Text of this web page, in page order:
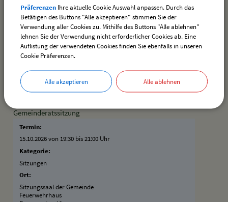
Termin:
07.10.2026–31.10.2026
Kategorie:
Vereine
Ort:
Bahnhofstraße 24
88138 Hergensweiler
Gemeinderatssitzung
Termin:
15.10.2026 von 19:30 bis 21:00 Uhr
Kategorie:
Sitzungen
Ort:
Sitzungssaal der Gemeinde
Feuerwehrhaus
Präferenzen Ihre aktuelle Cookie Auswahl anpassen. Durch das
Betätigen des Buttons "Alle akzeptieren" stimmen Sie der
Verwendung aller Cookies zu. Mithilfe des Buttons "Alle ablehnen"
lehnen Sie der Verwendung nicht erforderlicher Cookies ab. Eine
Auflistung der verwendeten Cookies finden Sie ebenfalls in unseren
Cookie Präferenzen.
Alle akzeptieren Alle ablehnen